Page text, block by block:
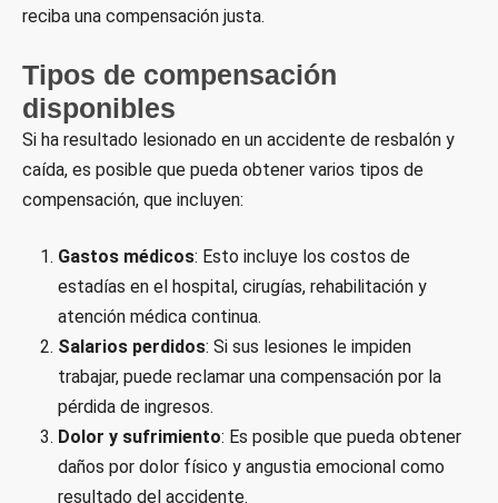
reciba una compensación justa.
Tipos de compensación
disponibles
Si ha resultado lesionado en un accidente de resbalón y
caída, es posible que pueda obtener varios tipos de
compensación, que incluyen:
Gastos médicos: Esto incluye los costos de
estadías en el hospital, cirugías, rehabilitación y
atención médica continua.
Salarios perdidos: Si sus lesiones le impiden
trabajar, puede reclamar una compensación por la
pérdida de ingresos.
Dolor y sufrimiento: Es posible que pueda obtener
daños por dolor físico y angustia emocional como
resultado del accidente.